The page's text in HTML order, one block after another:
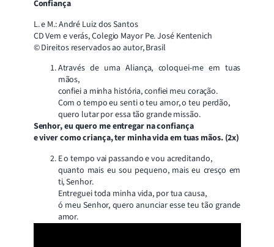
Confiança
L. e M.: André Luiz dos Santos
CD Vem e verás, Colegio Mayor Pe. José Kentenich
© Direitos reservados ao autor, Brasil
Através de uma Aliança, coloquei-me em tuas
mãos,
confiei a minha história, confiei meu coração.
Com o tempo eu senti o teu amor, o teu perdão,
quero lutar por essa tão grande missão.
Senhor, eu quero me entregar na confiança
e viver como criança, ter minha vida em tuas mãos. (2x)
E o tempo vai passando e vou acreditando,
quanto mais eu sou pequeno, mais eu cresço em
ti, Senhor.
Entreguei toda minha vida, por tua causa,
ó meu Senhor, quero anunciar esse teu tão grande
amor.